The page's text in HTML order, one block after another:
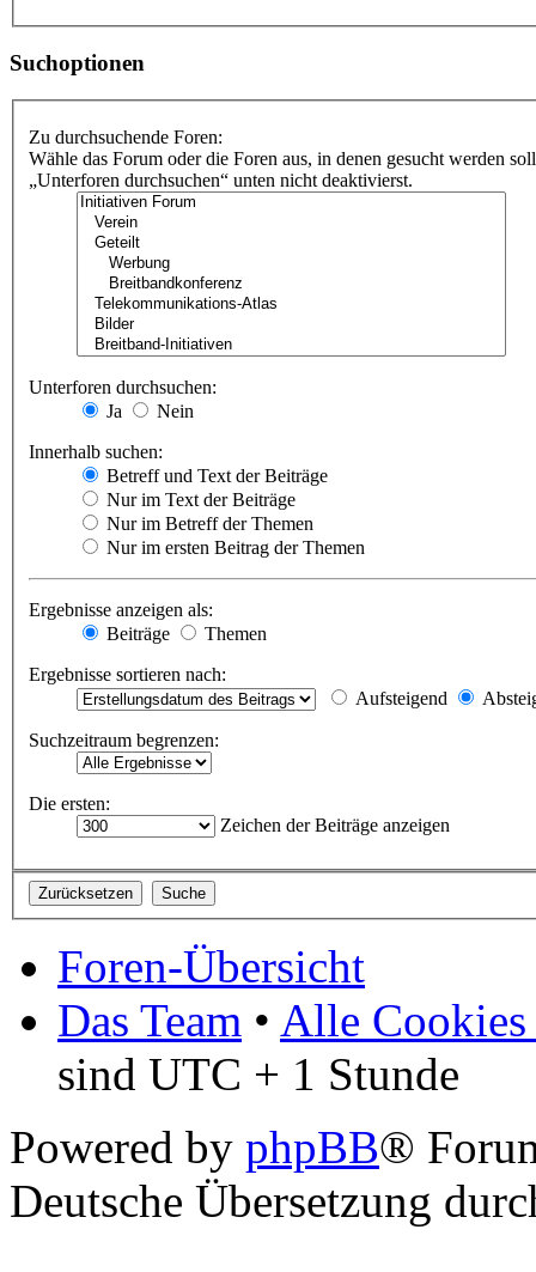
Suchoptionen
Zu durchsuchende Foren:
Wähle das Forum oder die Foren aus, in denen gesucht werden
„Unterforen durchsuchen“ unten nicht deaktivierst.
Unterforen durchsuchen:
Ja
Nein
Innerhalb suchen:
Betreff und Text der Beiträge
Nur im Text der Beiträge
Nur im Betreff der Themen
Nur im ersten Beitrag der Themen
Ergebnisse anzeigen als:
Beiträge
Themen
Ergebnisse sortieren nach:
Aufsteigend
Suchzeitraum begrenzen:
Die ersten:
Zeichen der Beiträge anzeigen
Foren-Übersicht
Das Team • Alle Cookies
sind UTC + 1 Stunde
Powered by phpBB®
Deutsche Übersetzung